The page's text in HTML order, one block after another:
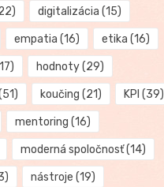
digitalizácia (15)
empatia (16) etika (16)
hodnoty(29)
koučing (21) KPI (39)
mentoring (16)
moderná spoločnosť(14)
nástroje (19)